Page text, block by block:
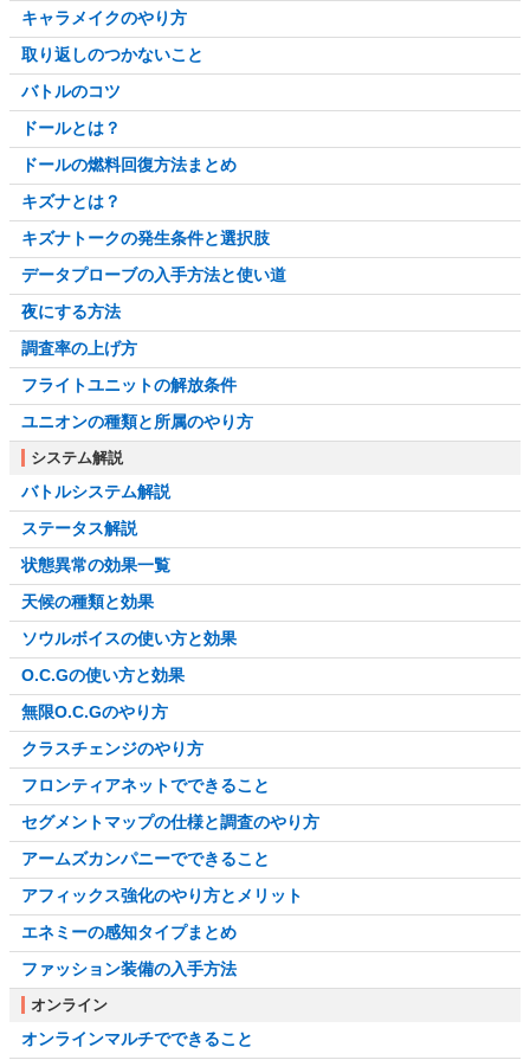
キャラメイクのやり方
取り返しのつかないこと
バトルのコツ
ドールとは？
ドールの燃料回復方法まとめ
キズナとは？
キズナトークの発生条件と選択肢
データプローブの入手方法と使い道
夜にする方法
調査率の上げ方
フライトユニットの解放条件
ユニオンの種類と所属のやり方
システム解説
バトルシステム解説
ステータス解説
状態異常の効果一覧
天候の種類と効果
ソウルボイスの使い方と効果
O.C.Gの使い方と効果
無限O.C.Gのやり方
クラスチェンジのやり方
フロンティアネットでできること
セグメントマップの仕様と調査のやり方
アームズカンパニーでできること
アフィックス強化のやり方とメリット
エネミーの感知タイプまとめ
ファッション装備の入手方法
オンライン
オンラインマルチでできること